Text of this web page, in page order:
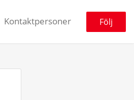
Kontaktpersoner Följ